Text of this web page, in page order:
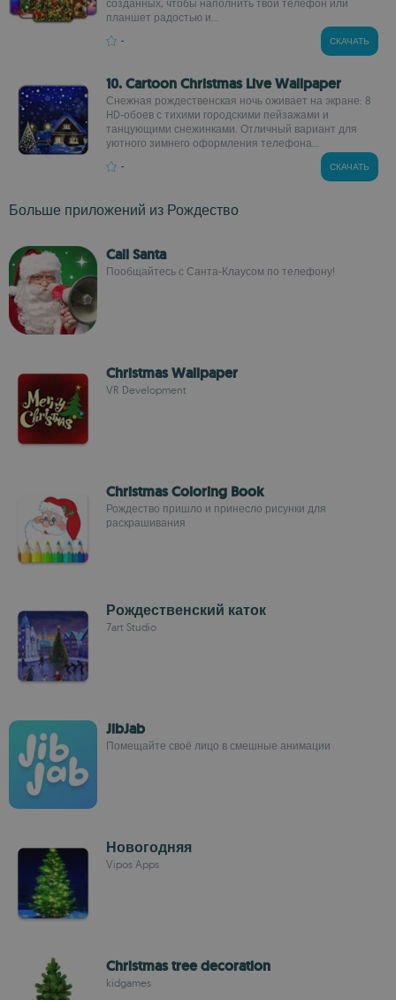
созданных, чтобы наполнить твой телефон или
планшет радостью и...
- СКАЧАТЬ
10. Cartoon Christmas Live Wallpaper
Снежная рождественская ночь оживает на экране: 8
HD-обоев с тихими городскими пейзажами и
танцующими снежинками. Отличный вариант для
уютного зимнего оформления телефона...
- СКАЧАТЬ
Больше приложений из Рождество
Call Santa
Пообщайтесь с Санта-Клаусом по телефону!
Christmas Wallpaper
VR Development
Christmas Coloring Book
Рождество пришло и принесло рисунки для
раскрашивания
Рождественский каток
7art Studio
JibJab
Помещайте своё лицо в смешные анимации
Новогодняя
Vipos Apps
Christmas tree decoration
kidgames